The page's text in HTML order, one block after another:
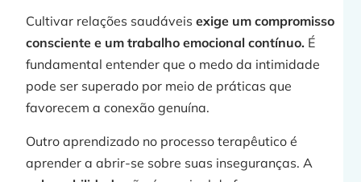
Cultivar relações saudáveisexige um compromisso
consciente e um trabalho emocional contínuo. É
fundamental entender que o medo da intimidade
pode ser superado por meio de práticas que
favorecem a conexão genuína.
Outro aprendizado no processo terapêutico é
aprender a abrir-se sobre suas inseguranças. A